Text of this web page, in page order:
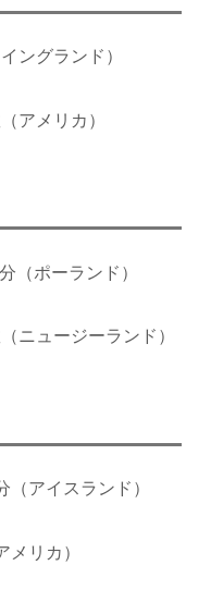
グランド）
アメリカ）
（ポーランド）
ュージーランド）
アイスランド）
リカ）